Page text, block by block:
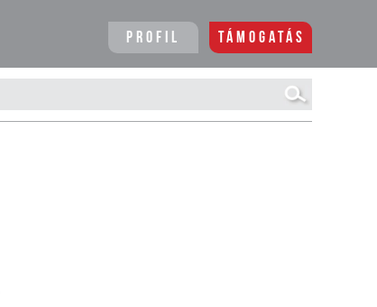
Profil Támogatás